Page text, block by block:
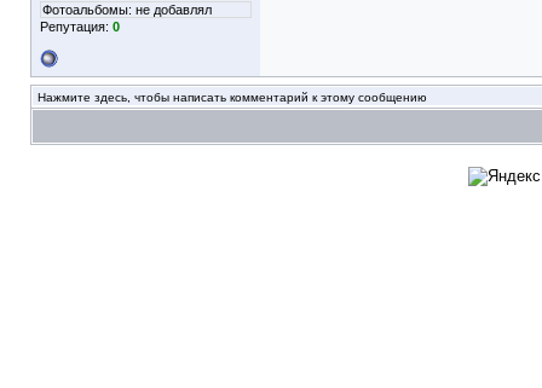
Фотоальбомы: не добавлял
Репутация: 0
Нажмите здесь, чтобы написать комментарий к этому сообщению